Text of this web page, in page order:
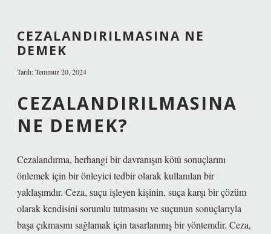
CEZALANDIRILMASINA NE
DEMEK
Tarih: Temmuz 20, 2024
CEZALANDIRILMASINA
NE DEMEK?
Cezalandırma, herhangi bir davranışın kötü sonuçlarını
önlemek için bir önleyici tedbir olarak kullanılan bir
yaklaşımdır. Ceza, suçu işleyen kişinin, suça karşı bir çözüm
olarak kendisini sorumlu tutmasını ve suçunun sonuçlarıyla
başa çıkmasını sağlamak için tasarlanmış bir yöntemdir. Ceza,